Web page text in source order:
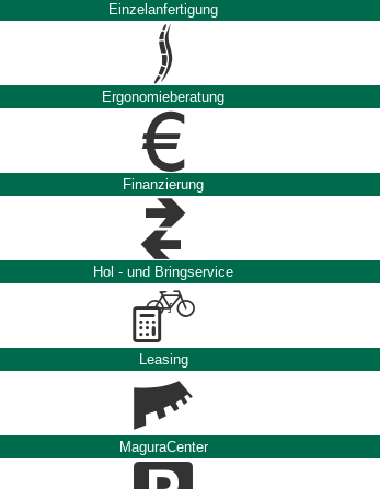
Einzelanfertigung
Ergonomieberatung
Finanzierung
Hol - und Bringservice
Leasing
MaguraCenter